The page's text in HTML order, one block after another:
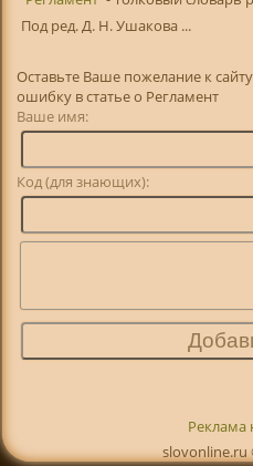
Под ред. Д. Н. Ушакова ...
Оставьте Ваше пожелание к
ошибку в статье о Регламент
Ваше имя:
Код (для знающих):
Реклама
slovonline.ru